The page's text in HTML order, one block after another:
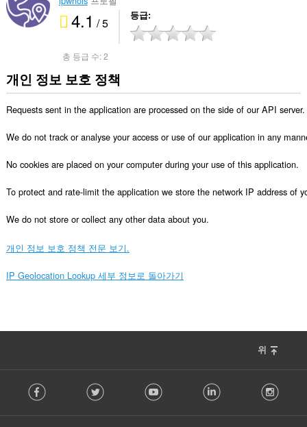
4.1 / 5 등급
총 등급 수:2
개인 정보 보호 정책
Requests sent in the application are processed on the side of our API server.
We do not track or analyse your access or use of our application in any
No cookies are placed on your computer during your use of this application.
To protect and rate-limit the application we store the network IP address of
We do not store or collect any other data about you.
개인 정보 보호 정책 전문 보기.
IP Geolocation Lookup 세부 정보로 돌아가기
위
o Facebook Twitter Youtube LinkedIn